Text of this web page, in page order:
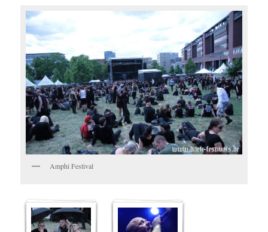
Amphi Festival